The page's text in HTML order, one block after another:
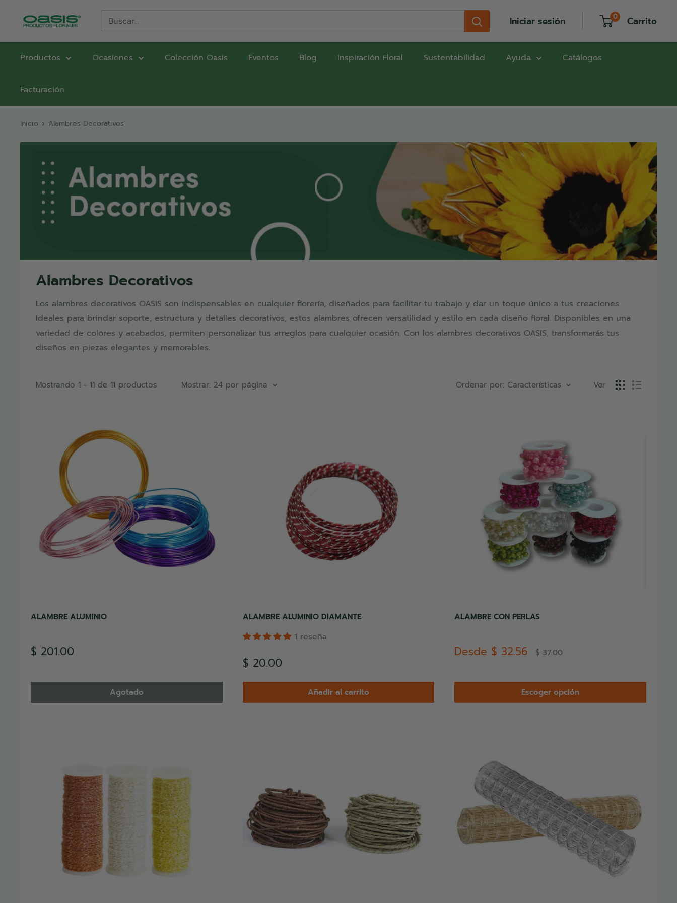
directamente
OASIS®
Iniciar sesión 0 Carrito
Productos Ocasiones Colección Oasis Eventos Blog Inspiración Floral Sustentabilidad Ayuda Catálogos
Facturación
Inicio Alambres Decorativos
Alambres Decorativos
Los alambres decorativos OASIS son indispensables en cualquier florería, diseñados para facilitar tu trabajo y dar un toque único a tus creaciones.
Ideales para brindar soporte, estructura y detalles decorativos, estos alambres ofrecen versatilidad y estilo en cada diseño floral. Disponibles en una
variedad de colores y acabados, permiten personalizar tus arreglos para cualquier ocasión. Con los alambres decorativos OASIS, transformarás tus
diseños en piezas elegantes y memorables.
Mostrando 1 - 11 de 11 productos Mostrar: 24 por página Ordenar por: Características Ver
ALAMBRE ALUMINIO
Precio
$ 201.00
Agotado
ALAMBRE ALUMINIO DIAMANTE
1 reseña
Precio
venta
$ 20.00
Añadir al carrito
ALAMBRE CON PERLAS
Precio
Desde $ 32.56 Precio
habitual
$ 37.00
Escoger opción